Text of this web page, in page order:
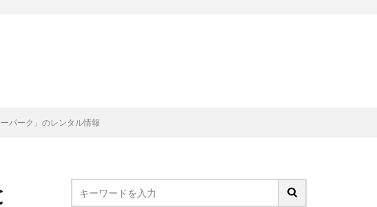
パーク」のレンタル情報